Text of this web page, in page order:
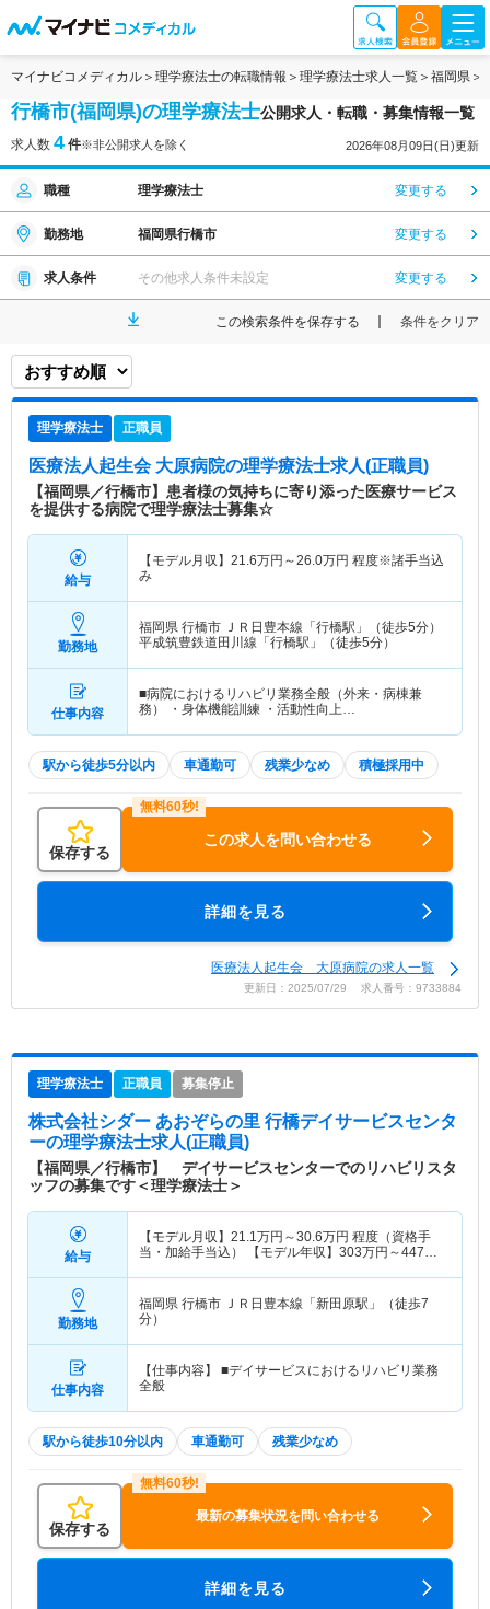
マイナビコメディカル 理学療法士の転職情報 理学療法士求人一覧 福岡県
行橋市(福岡県)の理学療法士公開求人・転職・募集情報一覧
求人数 4 件※非公開求人を除く 2026年08月09日(日)更新
職種 理学療法士 変更する
勤務地 福岡県行橋市 変更する
求人条件 その他求人条件未設定 変更する
この検索条件を保存する 条件をクリア
理学療法士 正職員
医療法人起生会 大原病院の理学療法士求人(正職員)
【福岡県／行橋市】患者様の気持ちに寄り添った医療サービス
を提供する病院で理学療法士募集☆
給与
【モデル月収】 21.6万円～26.0万円 程度※諸手当込
み
勤務地
福岡県 行橋市 ＪＲ日豊本線「行橋駅」（徒歩5分）
平成筑豊鉄道田川線「行橋駅」（徒歩5分）
仕事内容
■病院におけるリハビリ業務全般（外来・病棟兼
務） ・身体機能訓練 ・活動性向上…
駅から徒歩5分以内 車通勤可 残業少なめ 積極採用中
保存する
この求人を問い合わせる
詳細を見る
医療法人起生会 大原病院の求人一覧
更新日：2025/07/29 求人番号：9733884
理学療法士 正職員 募集停止
株式会社シダー あおぞらの里 行橋デイサービスセンタ
ーの理学療法士求人(正職員)
【福岡県／行橋市】 デイサービスセンターでのリハビリスタ
ッフの募集です＜理学療法士＞
給与
【モデル月収】 21.1万円～30.6万円 程度（資格手
当・加給手当込） 【モデル年収】 303万円～447万
勤務地
福岡県 行橋市 ＪＲ日豊本線「新田原駅」（徒歩7
分）
仕事内容
【仕事内容】 ■デイサービスにおけるリハビリ業務
全般
駅から徒歩10分以内 車通勤可 残業少なめ
保存する
最新の募集状況を問い合わせる
詳細を見る